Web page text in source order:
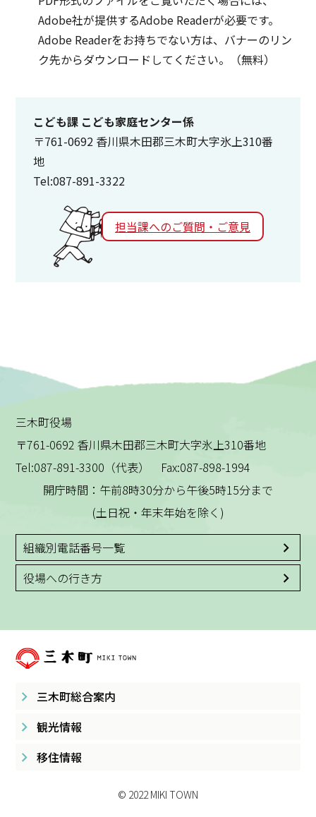
Adobe社が提供するAdobe Readerが必要です。
Adobe Readerをお持ちでない方は、バナーのリン
ク先からダウンロードしてください。（無料）
こども課 こども家庭センター係
〒761-0692 香川県木田郡三木町大字氷上310番
地
Tel:087-891-3322
担当課へのご質問・ご意見
三木町役場
〒761-0692 香川県木田郡三木町大字氷上310番地
Tel:087-891-3300（代表） Fax:087-898-1994
開庁時間：午前8時30分から午後5時15分まで
(土日祝・年末年始を除く)
組織別電話番号一覧
役場への行き方
三木町総合案内
観光情報
移住情報
© 2022 MIKI TOWN